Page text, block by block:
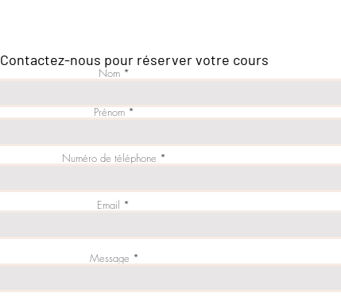
Contactez-nous pour réserver votre cours
Nom
Prénom
Numéro de téléphone
Email
Message